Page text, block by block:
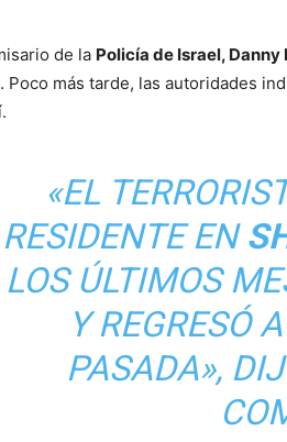
de la Policía de Israel, Danny
Poco más tarde, las autoridades
«EL
RESIDENTE EN
LOS ÚLTIMOS
Y REGRESÓ
PASADA»,